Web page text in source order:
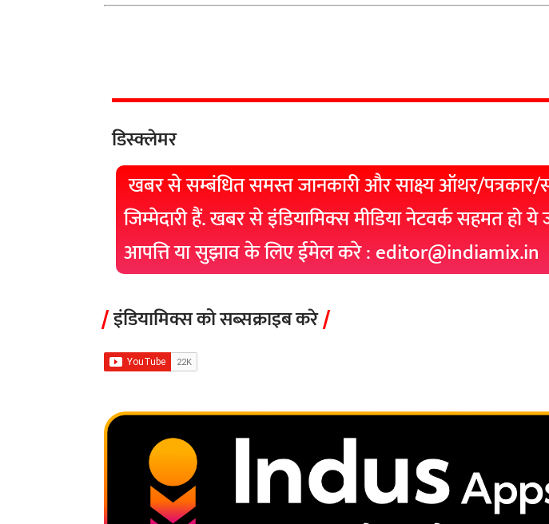
डिस्क्लेमर
खबर से सम्बंधित समस्त जानकारी और साक्ष्य ऑथर/पत्रकार/
जिम्मेदारी हैं. खबर से इंडियामिक्स मीडिया नेटवर्क सहमत हो ये
आपत्ति या सुझाव के लिए ईमेल करे : editor@indiamix.in
इंडियामिक्स को सब्सक्राइब करे